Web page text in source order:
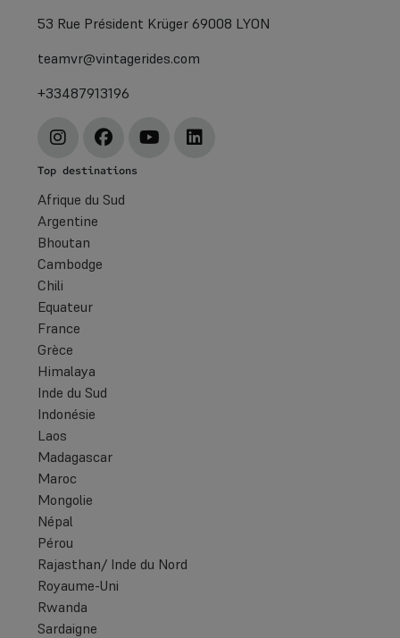
53 Rue Président Krüger 69008 LYON
teamvr@vintagerides.com
+33487913196
Top destinations
Afrique du Sud
Argentine
Bhoutan
Cambodge
Chili
Equateur
France
Grèce
Himalaya
Inde du Sud
Indonésie
Laos
Madagascar
Maroc
Mongolie
Népal
Pérou
Rajasthan/ Inde du Nord
Royaume-Uni
Rwanda
Sardaigne